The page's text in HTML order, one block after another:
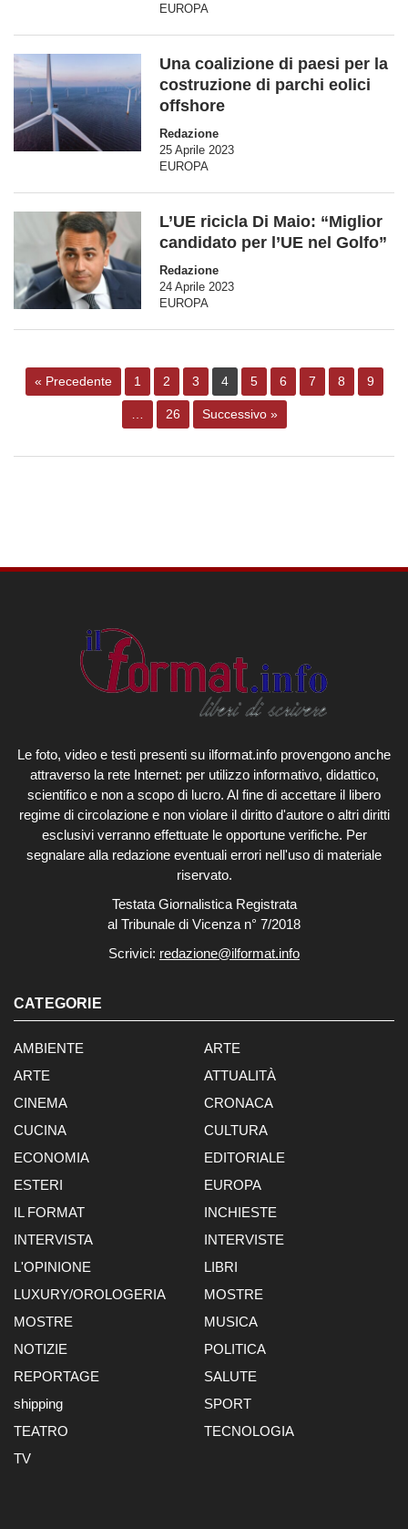
EUROPA
Una coalizione di paesi per la
costruzione di parchi eolici
offshore
Redazione
25 Aprile 2023
EUROPA
L’UE ricicla Di Maio: “Miglior
candidato per l’UE nel Golfo”
Redazione
24 Aprile 2023
EUROPA
« Precedente 1 2 3 4 5 6 7 8 9
26 Successivo »
Le foto, video e testi presenti su ilformat.info provengono anche
attraverso la rete Internet: per utilizzo informativo, didattico,
scientifico e non a scopo di lucro. Al fine di accettare il libero
regime di circolazione e non violare il diritto d'autore o altri diritti
esclusivi verranno effettuate le opportune verifiche. Per
segnalare alla redazione eventuali errori nell'uso di materiale
riservato.
Testata Giornalistica Registrata
al Tribunale di Vicenza n° 7/2018
Scrivici: redazione@ilformat.info
CATEGORIE
AMBIENTE
ARTE
ARTE
ATTUALITÀ
CINEMA
CRONACA
CUCINA
CULTURA
ECONOMIA
EDITORIALE
ESTERI
EUROPA
IL FORMAT
INCHIESTE
INTERVISTA
INTERVISTE
L'OPINIONE
LIBRI
LUXURY/OROLOGERIA
MOSTRE
MOSTRE
MUSICA
NOTIZIE
POLITICA
REPORTAGE
SALUTE
shipping
SPORT
TEATRO
TECNOLOGIA
TV